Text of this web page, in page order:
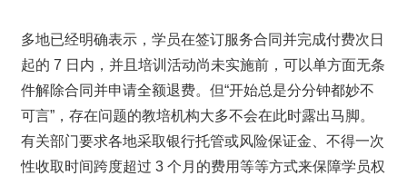
多地已经明确表示，学员在签订服务合同并完成付费次日
起的 7 日内，并且培训活动尚未实施前，可以单方面无条
件解除合同并申请全额退费。但“开始总是分分钟都妙不
可言”，存在问题的教培机构大多不会在此时露出马脚。
有关部门要求各地采取银行托管或风险保证金、不得一次
性收取时间跨度超过 3 个月的费用等等方式来保障学员权